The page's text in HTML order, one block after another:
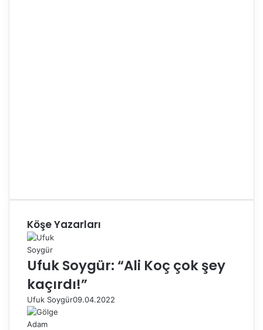
Köşe Yazarları
Ufuk Soygür: “Ali Koç çok şey
kaçırdı!”
Ufuk Soygür09.04.2022